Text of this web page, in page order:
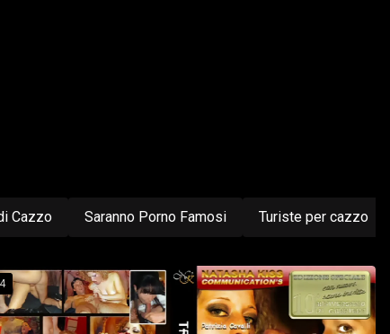
Cazzo Saranno Porno Famosi Turiste per cazzo
4